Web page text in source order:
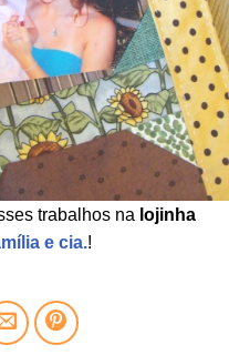
trabalhos na lojinha
e cia.!